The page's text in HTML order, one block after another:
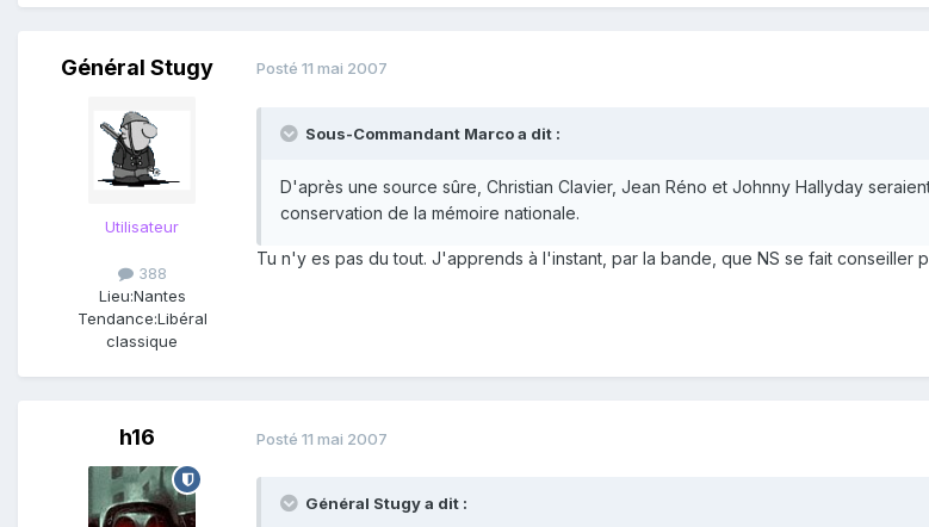
Général Stugy
Utilisateur
388
Lieu:Nantes
Tendance:Libéral
classique
Posté 11 mai 2007
Sous-Commandant Marco a dit :
D'après une source sûre, Christian Clavier, Jean Réno et Johnny Hallyday
conservation de la mémoire nationale.
Tu n'y es pas du tout. J'apprends à l'instant, par la bande, que NS se fait conseiller
h16 Posté 11 mai 2007
Général Stugy a dit :